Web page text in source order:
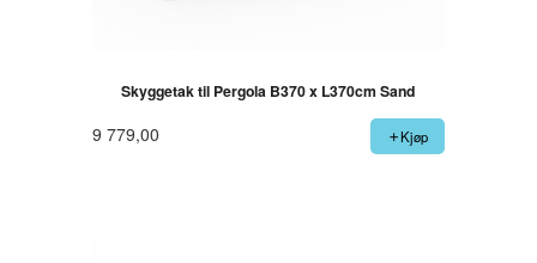
Skyggetak til Pergola B370 x L370cm Sand
9 779,00 Kjøp